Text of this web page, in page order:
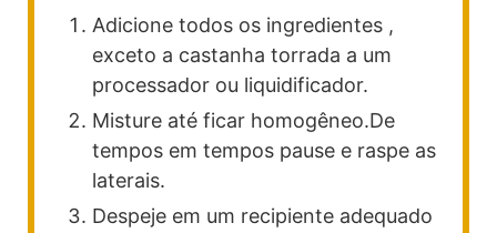
Adicione todos os ingredientes ,
exceto a castanha torrada a um
processador ou liquidificador.
Misture até ficar homogêneo.De
tempos em tempos pause e raspe as
laterais.
Despeje em um recipiente adequado